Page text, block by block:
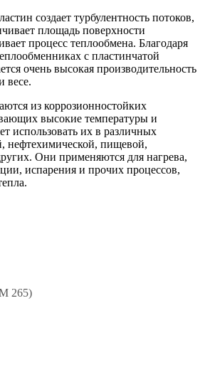
создает турбулентность потоков,
площадь поверхности
процесс теплообмена. Благодаря
с пластинчатой
очень высокая производительность
весе.
из коррозионностойких
высокие температуры и
использовать их в различных
нефтехимической, пищевой,
Они применяются для нагрева,
испарения и прочих процессов,
265)